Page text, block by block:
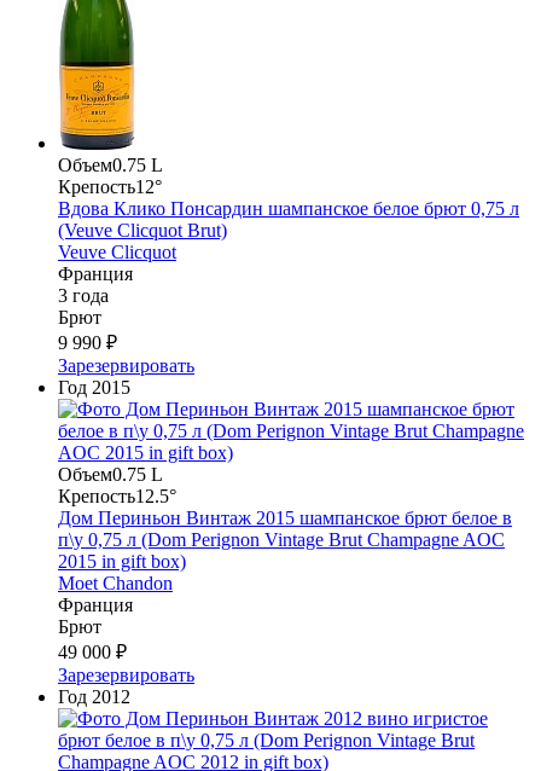
Объем0.75 L
Крепость12°
Вдова Клико Понсардин шампанское белое брют 0,75 л
(Veuve Clicquot Brut)
Veuve Clicquot
Франция
3 года
Брют
9 990 ₽
Зарезервировать
Год 2015
Объем0.75 L
Крепость12.5°
Дом Периньон Винтаж 2015 шампанское брют белое в
п\у 0,75 л (Dom Perignon Vintage Brut Сhampagne AOC
2015 in gift box)
Moet Chandon
Франция
Брют
49 000 ₽
Зарезервировать
Год 2012